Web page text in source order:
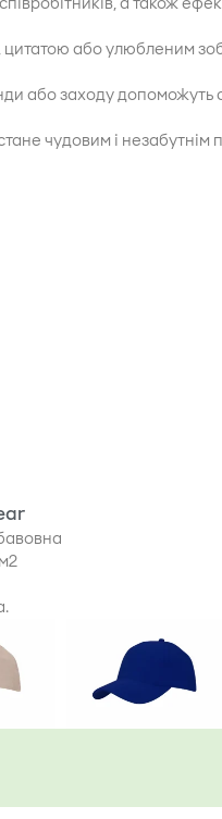
цитатою або улюбленим
або заходу допоможуть
чудовим і незабутнім